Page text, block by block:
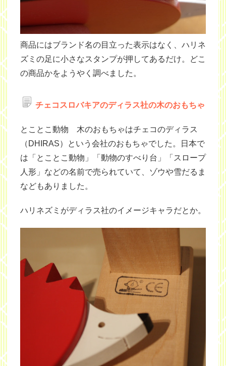
商品にはブランド名の目立った表示はなく、ハリネ
ズミの足に小さなスタンプが押してあるだけ。どこ
の商品かをようやく調べました。
チェコスロバキアのディラス社の木のおもちゃ
とことこ動物 木のおもちゃはチェコのディラス
（DHIRAS）という会社のおもちゃでした。日本で
は「とことこ動物」「動物のすべり台」「スロープ
人形」などの名前で売られていて、ゾウや雪だるま
などもありました。
ハリネズミがディラス社のイメージキャラだとか。